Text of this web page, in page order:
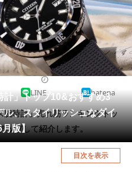
ゲーム
スイーツ・お菓子
スマホ・携帯電話
ファッション
家電
本・DVD・CD
生活用品
計」トップ10&おすすめ3
、スタイリッシュなダイ
月版】
LINE hatena
時計」売れ筋ランキングトッ
ップして紹介します。
目次を表示